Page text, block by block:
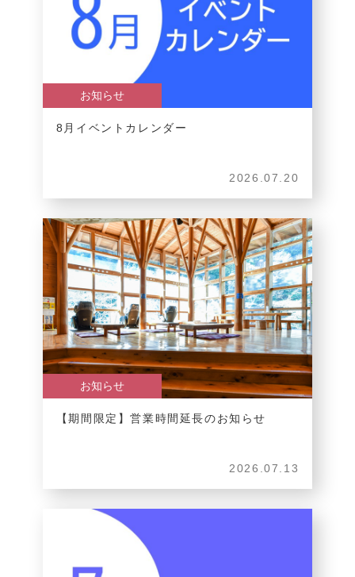
8月イベントカレンダー
2026.07.20
お知らせ
【期間限定】営業時間延長のお知らせ
2026.07.13
お知らせ